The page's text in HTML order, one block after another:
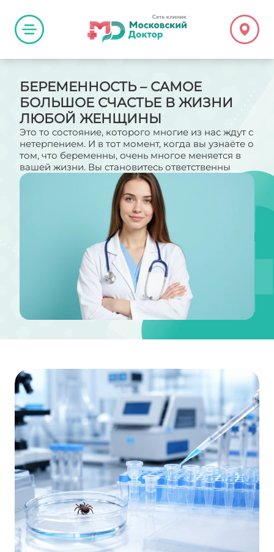
БЕРЕМЕННОСТЬ – САМОЕ
БОЛЬШОЕ СЧАСТЬЕ В ЖИЗНИ
ЛЮБОЙ ЖЕНЩИНЫ
Это то состояние, которого многие из нас ждут с
нетерпением. И в тот момент, когда вы узнаёте о
том, что беременны, очень многое меняется в
вашей жизни. Вы становитесь ответственны